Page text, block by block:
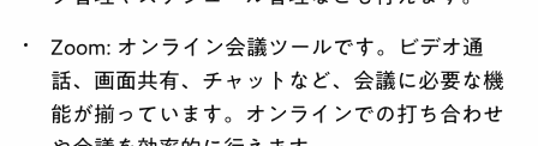
Zoom: オンライン会議ツールです。ビデオ通
話、画面共有、チャットなど、会議に必要な機
能が揃っています。オンラインでの打ち合わせ